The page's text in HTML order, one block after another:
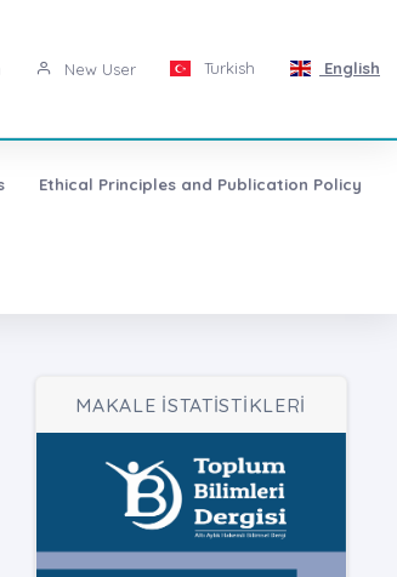
New User Turkish English
Ethical Principles and Publication Policy
MAKALE İSTATİSTİKLERİ